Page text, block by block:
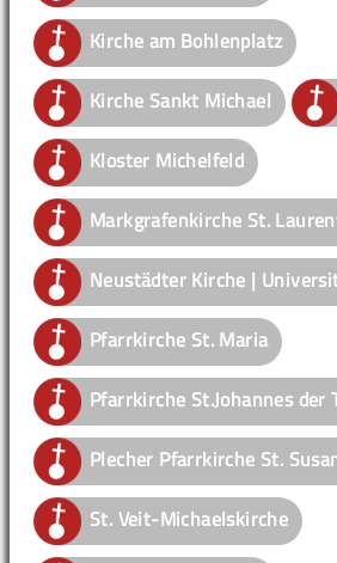
Kirche am Bohlenplatz
Kirche Sankt Michael
Kloster Michelfeld
Markgrafenkirche St.
Neustädter Kirche |
Pfarrkirche St. Maria
Pfarrkirche St.Johannes der
Plecher Pfarrkirche St.
St. Veit-Michaelskirche